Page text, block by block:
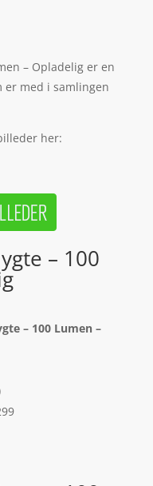
– Opladelig er en
er med i samlingen
her:
– 100
– 100 Lumen –